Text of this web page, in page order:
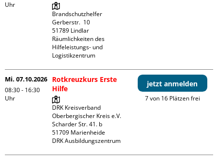
Uhr
Brandschutzhelfer
Gerberstr.  10
51789 Lindlar
Räumlichkeiten des
Hilfeleistungs- und
Logistikzentrum
Mi. 07.10.2026
08:30 - 16:30
Uhr
Rotkreuzkurs Erste
Hilfe
DRK Kreisverband
Oberbergischer Kreis e.V.
Scharder Str. 41. b
51709 Marienheide
DRK Ausbildungszentrum
jetzt anmelden
7 von 16 Plätzen frei